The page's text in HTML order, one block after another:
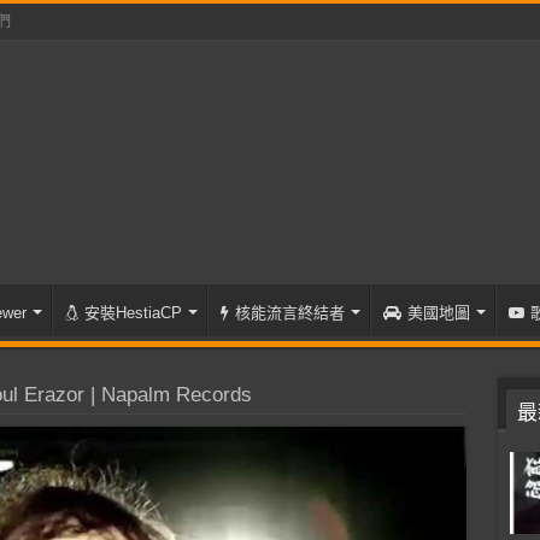
安裝HestiaCP 核能流言終結者 美國地圖
Erazor | Napalm Records